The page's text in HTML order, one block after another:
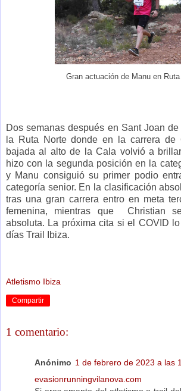
Gran actuación de Manu en
Dos semanas después en Sant Joan
la Ruta Norte donde en la carrera de
bajada al alto de la Cala volvió a
hizo con la segunda posición en la
y Manu consiguió su primer podio
categoría senior. En la clasificación
tras una gran carrera entro en meta
femenina, mientras que Christian
absoluta. La próxima cita si el COVID
días Trail Ibiza.
Atletismo Ibiza
Compartir
1 comentario:
Anónimo 1 de febrero de 2023 a las
evasionrunningvilanova.com